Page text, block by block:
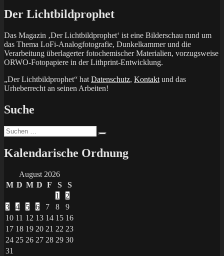
Der Lichtbildprophet
Das Magazin ‚Der Lichtbildprophet‘ ist eine Bilderschau rund um
das Thema LoFi-Analogfotografie, Dunkelkammer und die
Verarbeitung überlagerter fotochemischer Materialien, vorzugsweise
ORWO-Fotopapiere in der Lithprint-Entwicklung.
„Der Lichtbildprophet“ hat Datenschutz, Kontakt und das
Urheberrecht an seinen Arbeiten!
Suche
Suchen
nach:
Kalendarische Ordnung
August 2026
M D M D F S
S
1
2
3
4 5 6 7 8
9
10 11 12 13 14 15 16
17 18 19 20 21 22 23
24 25 26 27 28 29 30
31